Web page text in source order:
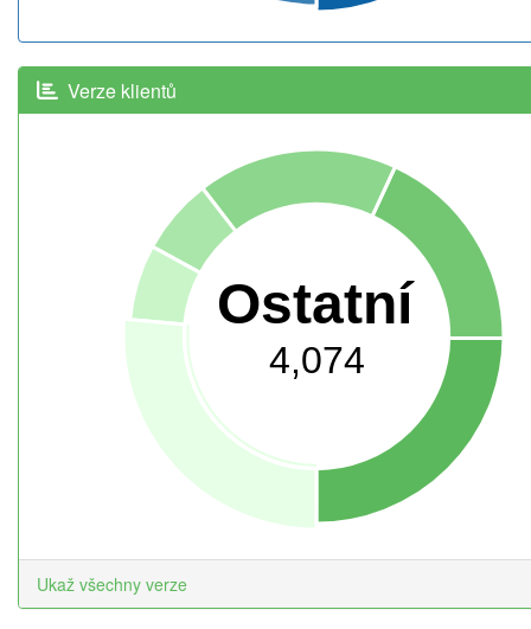
Verze klientů
Ostatní
4,074
Ukaž všechny verze